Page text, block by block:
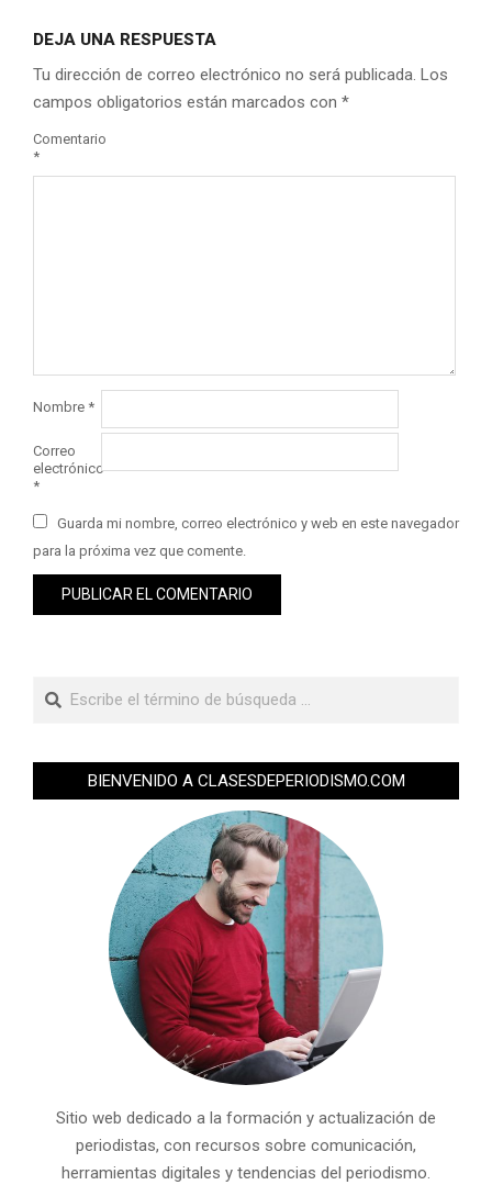
DEJA UNA RESPUESTA
Tu dirección de correo electrónico no será publicada. Los
campos obligatorios están marcados con *
Comentario
*
Nombre *
Correo
electrónico
*
Guarda mi nombre, correo electrónico y web en este navegador
para la próxima vez que comente.
BIENVENIDO A CLASESDEPERIODISMO.COM
Sitio web dedicado a la formación y actualización de
periodistas, con recursos sobre comunicación,
herramientas digitales y tendencias del periodismo.